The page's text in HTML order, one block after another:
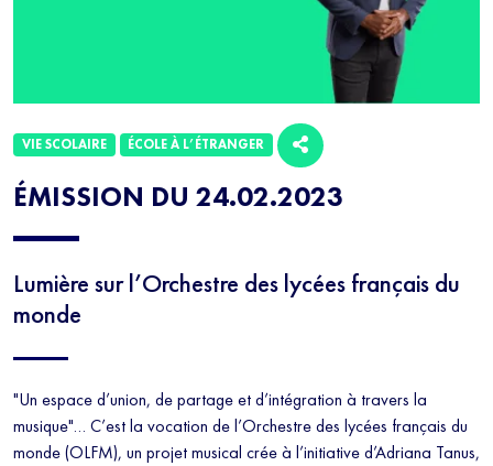
ÉMISSION DU 24.02.2023
Lumière sur l’Orchestre des lycées français du
monde
"Un espace d’union, de partage et d’intégration à travers la
musique"… C’est la vocation de l’Orchestre des lycées français du
monde (OLFM), un projet musical crée à l’initiative d’Adriana Tanus,
VIE SCOLAIRE ÉCOLE À L’ÉTRANGER